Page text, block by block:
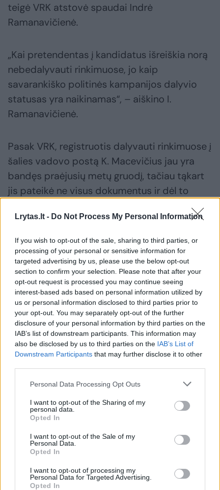
Lrytas.lt - Do Not Process My Personal Information
If you wish to opt-out of the sale, sharing to third parties, or
processing of your personal or sensitive information for
targeted advertising by us, please use the below opt-out
section to confirm your selection. Please note that after your
opt-out request is processed you may continue seeing
interest-based ads based on personal information utilized by
us or personal information disclosed to third parties prior to
your opt-out. You may separately opt-out of the further
disclosure of your personal information by third parties on the
IAB’s list of downstream participants. This information may
also be disclosed by us to third parties on the IAB’s List of
Downstream Participants that may further disclose it to other
Personal Data Processing Opt Outs
I want to opt-out of the Sharing of my
personal data.
Opted In
I want to opt-out of the Sale of my
Personal Data.
Opted In
I want to opt-out of processing my
Personal Data for Targeted Advertising.
Opted In
teigė VRK atstovė spaudai Indrė
Ramanavičienė.
„Kai pretendentas į kandidatus išreiškia norą
nebedalyvauti rinkimuose, jo kaip
savarankiško politinės kampanijos dalyvio
statusas yra naikinamas“, – aiškino I.
Ramanavičienė.
Pasak VRK, registruotis dalyvauti rinkimuose į
šalies vadovo postą K. Macevičius jau yra
bandęs praėjusių metų gruodį, tačiau tąkart
jis pateikė ne visus dokumentus ir dėl to
Susiję straipsniai
G. Nausėda socialdemokratų
paramos net neprašė? V.
įvairių rodiklių“
Partijos
ELTA primena, kad šiuo metu apie keliamas ar